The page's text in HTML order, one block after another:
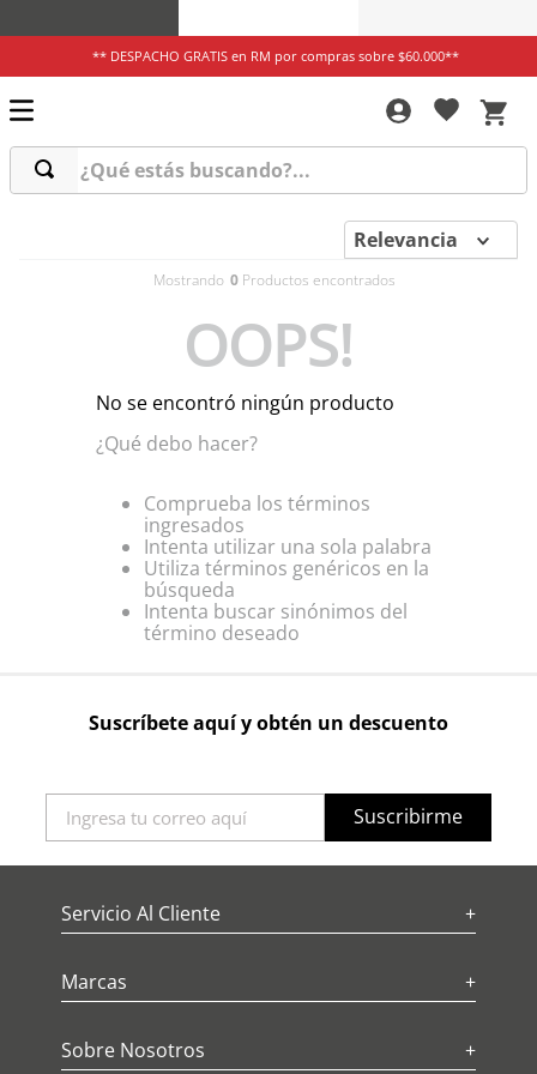
** DESPACHO GRATIS en RM por compras sobre $60.000**
¿Qué estás buscando?...
Relevancia
0
OOPS!
No se encontró ningún producto
¿Qué debo hacer?
Comprueba los términos
ingresados
Intenta utilizar una sola palabra
Utiliza términos genéricos en la
búsqueda
Intenta buscar sinónimos del
término deseado
Suscríbete aquí y obtén un descuento
Suscribirme
Servicio Al Cliente +
Marcas +
Sobre Nosotros +